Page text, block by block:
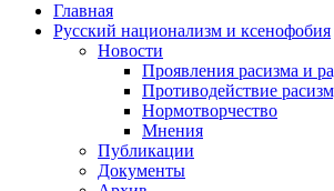
Главная
Русский национализм и ксенофобия
Новости
Проявления расизма и
Противодействие
Нормотворчество
Мнения
Публикации
Документы